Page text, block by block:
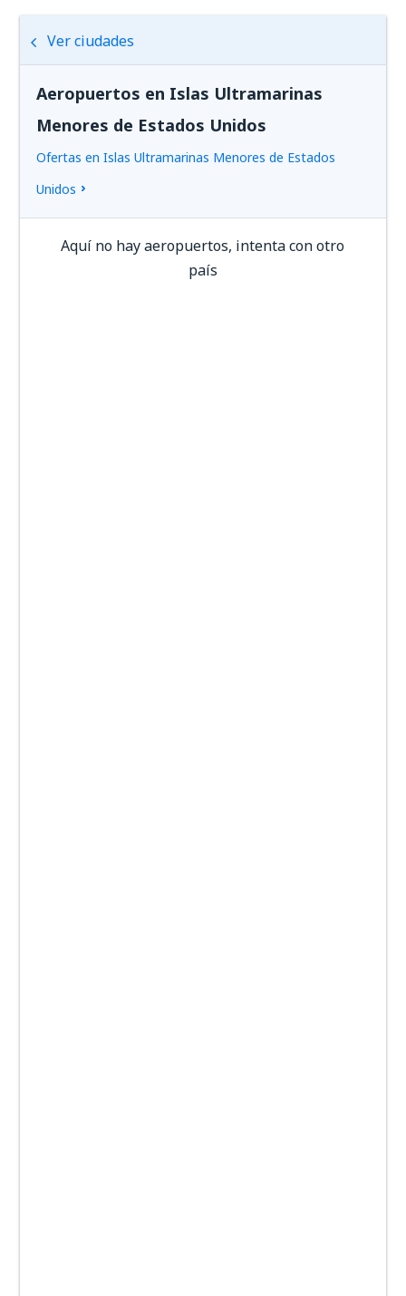
Ver ciudades
Aeropuertos en Islas Ultramarinas
Menores de Estados Unidos
Ofertas en Islas Ultramarinas Menores de Estados
Unidos
Aquí no hay aeropuertos, intenta con otro
país